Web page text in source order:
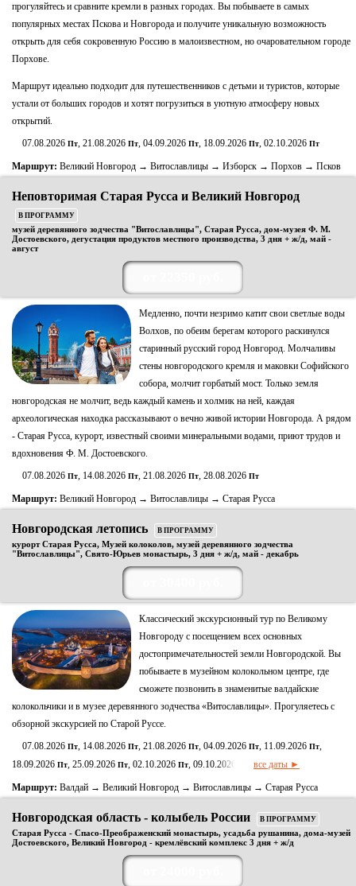
прогуляйтесь и сравните кремли в разных городах. Вы побываете в самых
популярных местах Пскова и Новгорода и получите уникальную возможность
открыть для себя сокровенную Россию в малоизвестном, но очаровательном городе
Порхове.
Маршрут идеально подходит для путешественников с детьми и туристов, которые
устали от больших городов и хотят погрузиться в уютную атмосферу новых
открытий.
07.08.2026 Пт, 21.08.2026 Пт, 04.09.2026 Пт, 18.09.2026 Пт, 02.10.2026 Пт
Маршрут: Великий Новгород → Витославлицы → Изборск → Порхов → Псков
Неповторимая Старая Русса и Великий Новгород
В ПРОГРАММУ
музей деревянного зодчества "Витославлицы", Старая Русса, дом-музея Ф. М.
Достоевского, дегустация продуктов местного производства, 3 дня + ж/д, май -
август
Медленно, почти незримо катит свои светлые воды
Волхов, по обеим берегам которого раскинулся
старинный русский город Новгород. Молчаливы
стены новгородского кремля и маковки Софийского
собора, молчит горбатый мост. Только земля
новгородская не молчит, ведь каждый камень и холмик на ней, каждая
археологическая находка рассказывают о вечно живой истории Новгорода. А рядом
- Старая Русса, курорт, известный своими минеральными водами, приют трудов и
вдохновения Ф. М. Достоевского.
07.08.2026 Пт, 14.08.2026 Пт, 21.08.2026 Пт, 28.08.2026 Пт
Маршрут: Великий Новгород → Витославлицы → Старая Русса
Новгородская летопись В ПРОГРАММУ
курорт Старая Русса, Музей колоколов, музей деревянного зодчества
"Витославлицы", Свято-Юрьев монастырь, 3 дня + ж/д, май - декабрь
Классический экскурсионный тур по Великому
Новгороду с посещением всех основных
достопримечательностей земли Новгородской. Вы
побываете в музейном колокольном центре, где
сможете позвонить в знаменитые валдайские
колокольчики и в музее деревянного зодчества «Витославлицы». Прогуляетесь с
обзорной экскурсией по Старой Руссе.
07.08.2026 Пт, 14.08.2026 Пт, 21.08.2026 Пт, 04.09.2026 Пт, 11.09.2026 Пт,
18.09.2026 Пт, 25.09.2026 Пт, 02.10.2026 Пт, 09.10.2026 все даты ►
Маршрут: Валдай → Великий Новгород → Витославлицы → Старая Русса
Новгородская область - колыбель России В ПРОГРАММУ
Старая Русса - Спасо-Преображенский монастырь, усадьба рушанина, дома-музей
Достоевского, Великий Новгород - кремлёвский комплекс 3 дня + ж/д